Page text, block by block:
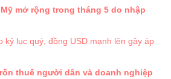
mở rộng trong tháng 5 do nhập
kỷ lục quý, đồng USD mạnh lên gây áp
thuế người dân và doanh nghiệp